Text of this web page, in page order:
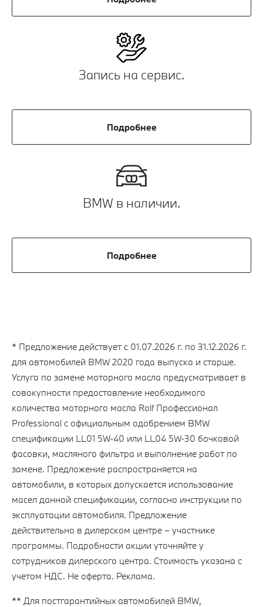
Запись на сервис.
Подробнее
BMW в наличии.
Подробнее
* Предложение действует с 01.07.2026 г. по 31.12.2026 г.
для автомобилей BMW 2020 года выпуска и старше.
Услуга по замене моторного масла предусматривает в
совокупности предоставление необходимого
количества моторного масла Rolf Профессионал
Professional c официальным одобрением BMW
спецификации LL01 5W-40 или LL04 5W-30 бочковой
фасовки, масляного фильтра и выполнение работ по
замене. Предложение распространяется на
автомобили, в которых допускается использование
масел данной спецификации, согласно инструкции по
эксплуатации автомобиля. Предложение
действительно в дилерском центре – участнике
программы. Подробности акции уточняйте у
сотрудников дилерского центра. Стоимость указана с
учетом НДС. Не оферта. Реклама.
** Для постгарантийных автомобилей BMW,